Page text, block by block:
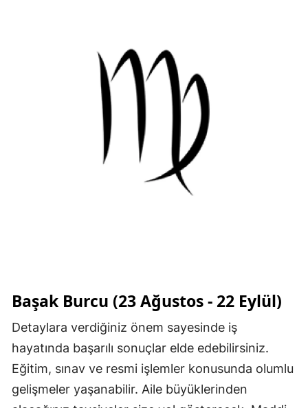
Başak Burcu (23 Ağustos - 22 Eylül)
Detaylara verdiğiniz önem sayesinde iş
hayatında başarılı sonuçlar elde edebilirsiniz.
Eğitim, sınav ve resmi işlemler konusunda olumlu
gelişmeler yaşanabilir. Aile büyüklerinden